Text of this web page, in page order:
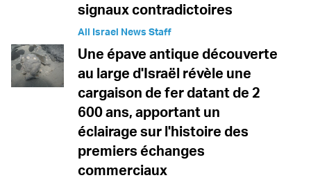
signaux contradictoires
All Israel News Staff
Une épave antique découverte
au large d'Israël révèle une
cargaison de fer datant de 2
600 ans, apportant un
éclairage sur l'histoire des
premiers échanges
commerciaux